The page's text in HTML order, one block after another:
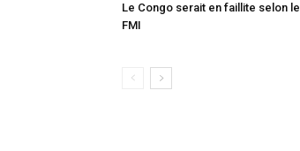
Le Congo serait en faillite selon le
FMI